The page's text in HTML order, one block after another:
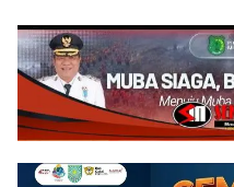
Pelanggaran Etik